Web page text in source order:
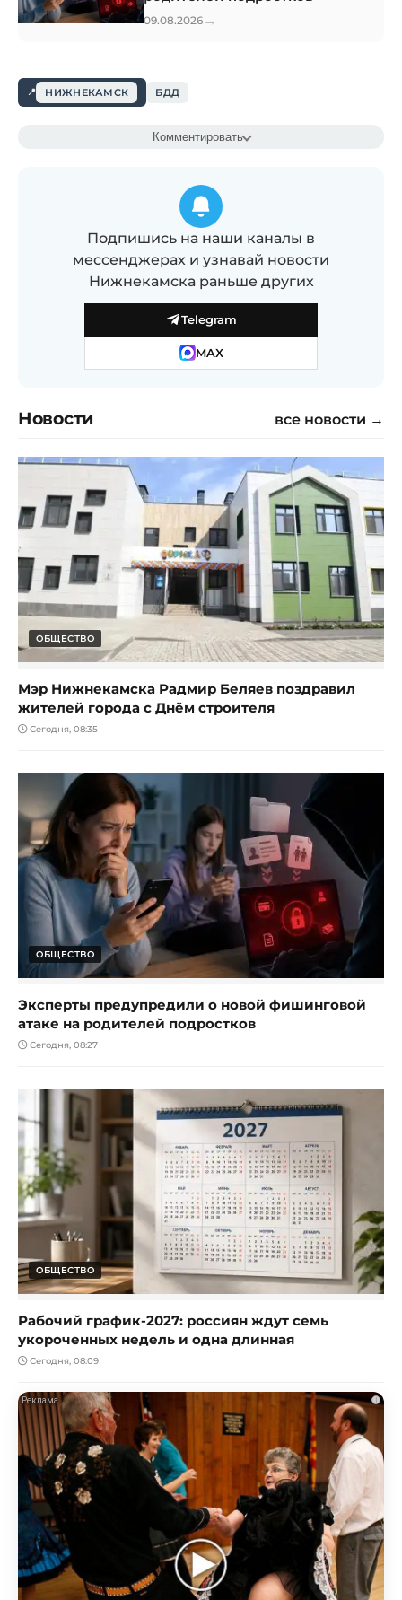
09.08.2026 →
НИЖНЕКАМСК БДД
Комментировать
Подпишись на наши каналы в
мессенджерах и узнавай новости
Нижнекамска раньше других
Telegram
MAX
Новости все новости →
ОБЩЕСТВО
Мэр Нижнекамска Радмир Беляев поздравил
жителей города с Днём строителя
Сегодня, 08:35
ОБЩЕСТВО
Эксперты предупредили о новой фишинговой
атаке на родителей подростков
Сегодня, 08:27
ОБЩЕСТВО
Рабочий график-2027: россиян ждут семь
укороченных недель и одна длинная
Сегодня, 08:09
i